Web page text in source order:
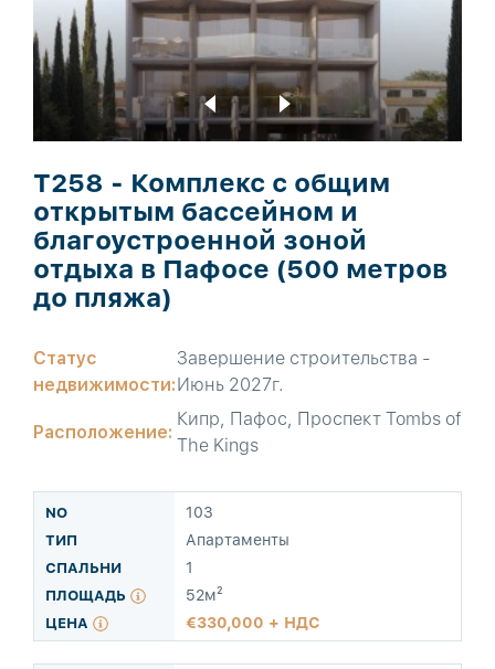
T258 - Комплекс с общим
открытым бассейном и
благоустроенной зоной
отдыха в Пафосе (500 метров
до пляжа)
Статус
недвижимости:
Завершение строительства -
Июнь 2027г.
Расположение:
Кипр, Пафос, Проспект Tombs of
The Kings
103
Апартаменты
1
52м²
330,000 + НДС